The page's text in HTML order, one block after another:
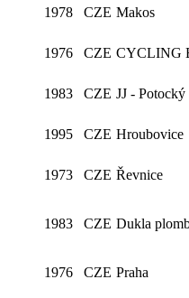
1978 CZE Makos
1976 CZE CYCLING
1983 CZE JJ - Potocký
1995 CZE Hroubovice
1973 CZE Řevnice
1983 CZE Dukla
1976 CZE Praha